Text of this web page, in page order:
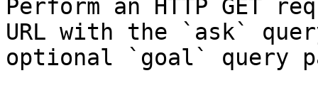
Perform an HTTP GET
URL with the `ask`
optional `goal` query